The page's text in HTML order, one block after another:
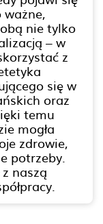
ważne,
nie tylko
– w
z
się w
oraz
temu
mogła
zdrowie,
potrzeby.
naszą